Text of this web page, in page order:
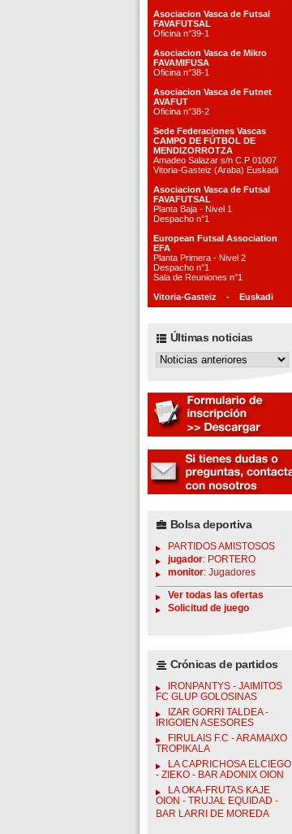
Asociacion Vasca de Futsal
FAVAFUTSAL
Oficina n°39-1
Asociacion Vasca de Mikro
FAVAMIFUSA
Oficina n°38-1
Asociacion Vasca de Futnet
AVAFUT
Oficina n°38-2
Sede Federaciones Vascas
CAMPO DE FÚTBOL DE
MENDIZORROTZA
Amadeo Salazar s/n C.P 01007
Vitoria-Gasteiz (Araba) Euskadi
Asociacion Vasca de Futsal
FAVAFUTSAL
Planta Baja - Nivel 1
Despacho n°1
European Futsal Association
EFA
Planta Primera - Nivel 2
Despacho n°1
Sala de Reuniones n°1
Vitoria-Gasteiz - Euskadi
Últimas noticias
Bolsa deportiva
PARTIDOS AMISTOSOS
jugador: PORTERO
monitor: Jugadores
Ver todas las ofertas
Solicitud de juego
Crónicas de partidos
IRONPANTYS - JAIMITOS
FC GLUP GOLOSINAS
IZAR GORRI TALDEA -
IRIGOIEN ASESORES
FIRULAIS F.C - ARAMAIXO
TROPIKALA
LA CAPRICHOSA ELCIEGO
- ZIEKO - BAR ADONIX OION
LA OKA-FRUTAS KAJE
OION - TRUJAL EQUIDAD -
BAR LARRI DE MOREDA